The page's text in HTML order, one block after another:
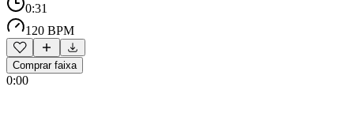
0:31
120 BPM
Comprar faixa
0:00